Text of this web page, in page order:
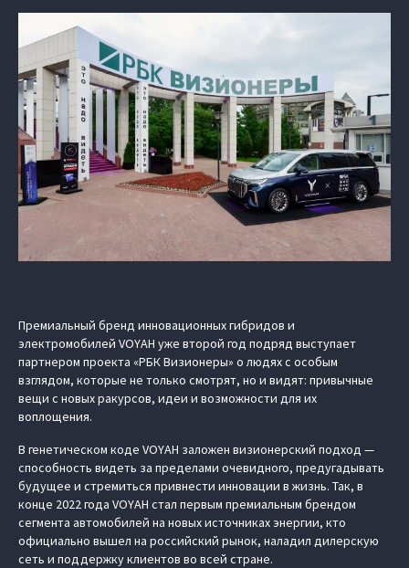
Премиальный бренд инновационных гибридов и
электромобилей VOYAH уже второй год подряд выступает
партнером проекта «РБК Визионеры» о людях с особым
взглядом, которые не только смотрят, но и видят: привычные
вещи с новых ракурсов, идеи и возможности для их
воплощения.
В генетическом коде VOYAH заложен визионерский подход —
способность видеть за пределами очевидного, предугадывать
будущее и стремиться привнести инновации в жизнь. Так, в
конце 2022 года VOYAH стал первым премиальным брендом
сегмента автомобилей на новых источниках энергии, кто
официально вышел на российский рынок, наладил дилерскую
сеть и поддержку клиентов во всей стране.